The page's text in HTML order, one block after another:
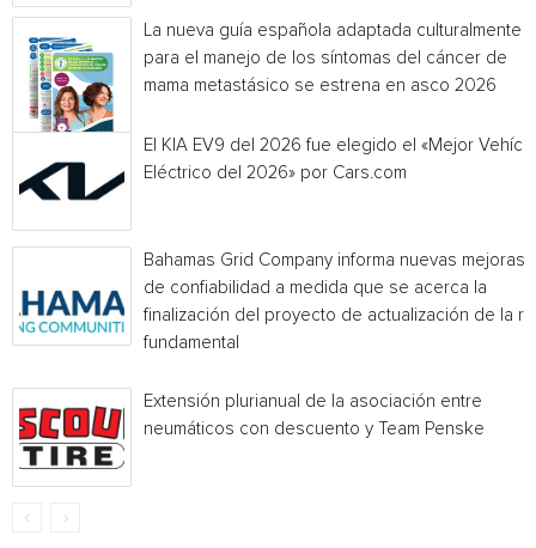
La nueva guía española adaptada culturalmente
para el manejo de los síntomas del cáncer de
mama metastásico se estrena en asco 2026
El KIA EV9 del 2026 fue elegido el «Mejor
Eléctrico del 2026» por Cars.com
Bahamas Grid Company informa nuevas mejoras
de confiabilidad a medida que se acerca la
finalización del proyecto de actualización de la
fundamental
Extensión plurianual de la asociación entre
neumáticos con descuento y Team Penske